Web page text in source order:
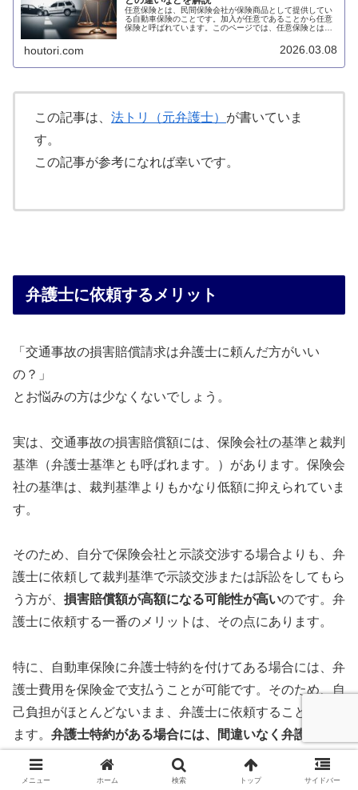
任意保険とは、民間保険会社が保険商品として提供してい
る自動車保険のことです。加入が任意であることから任意
保険と呼ばれています。このページでは、任意保険とは何
houtori.com 2026.03.08
この記事は、 法トリ（元弁護士） が書いていま
す。
この記事が参考になれば幸いです。
弁護士に依頼するメリット
「交通事故の損害賠償請求は弁護士に頼んだ方がいい
の？」
とお悩みの方は少なくないでしょう。
実は、交通事故の損害賠償額には、保険会社の基準と裁判
基準（弁護士基準とも呼ばれます。）があります。保険会
社の基準は、裁判基準よりもかなり低額に抑えられていま
す。
そのため、自分で保険会社と示談交渉する場合よりも、弁
護士に依頼して裁判基準で示談交渉または訴訟をしてもら
う方が、 損害賠償額が高額になる可能性が高いのです。弁
護士に依頼する一番のメリットは、その点にあります。
特に、自動車保険に弁護士特約を付けてある場合には、弁
護士費用を保険金で支払うことが可能です。そのため、自
己負担がほとんどないまま、弁護士に依頼することができ
ます。 弁護士特約がある場合には、間違いなく弁護士に依
頼すべきです
メニュー ホーム 検索 トップ サイドバー